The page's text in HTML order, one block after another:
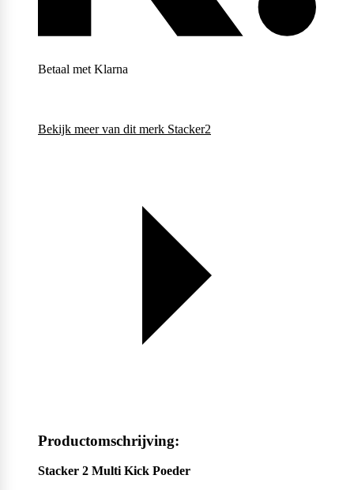
Betaal met Klarna
Bekijk meer van dit merk Stacker2
Productomschrijving:
Stacker 2 Multi Kick Poeder